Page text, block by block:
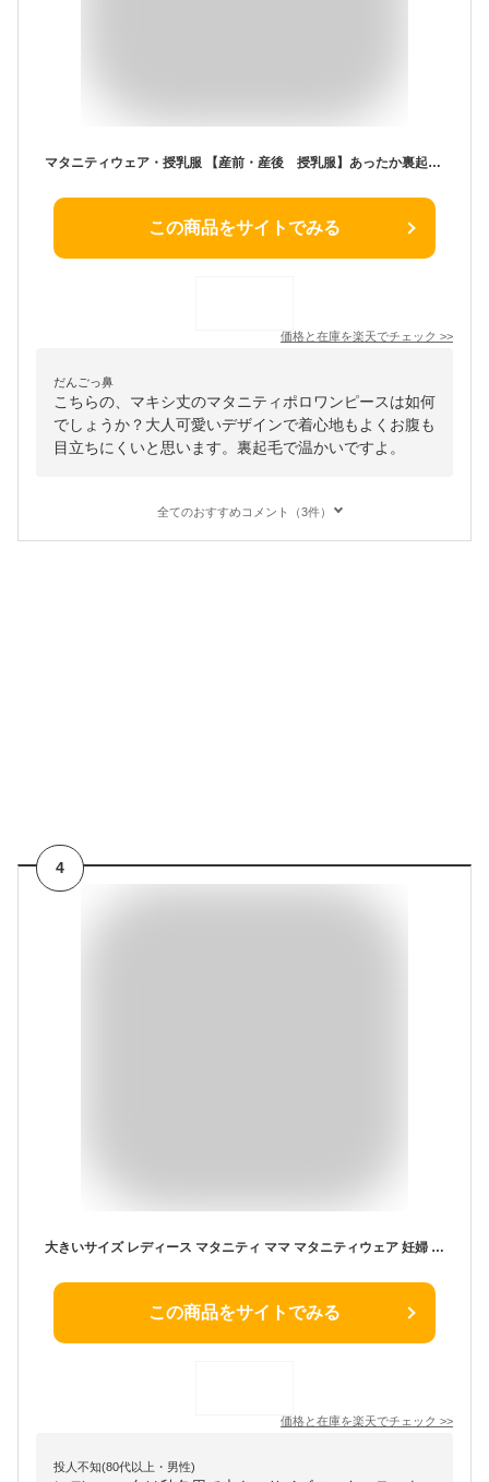
マタニティウェア・授乳服 【産前・産後 授乳服】あったか裏起毛 マキシ丈マタニティ配色ポロワンピース ニッセン nissen 冬服
この商品をサイトでみる
価格と在庫を楽天でチェック >>
だんごっ鼻
こちらの、マキシ丈のマタニティポロワンピースは如何
でしょうか？大人可愛いデザインで着心地もよくお腹も
目立ちにくいと思います。裏起毛で温かいですよ。
全てのおすすめコメント（3件）
4
大きいサイズ レディース マタニティ ママ マタニティウェア 妊婦 ワンピース マキシワンピース ロングワンピース ポケット 暖かい ロング マキシ丈 バルーン フード リボン 秋服 冬服 LL 2L 3L 4L 5L 13号 15号 17号 19号 ブラック black ネイビー navy ゴールドジャパン¬
この商品をサイトでみる
価格と在庫を楽天でチェック >>
投人不知(80代以上・男性)